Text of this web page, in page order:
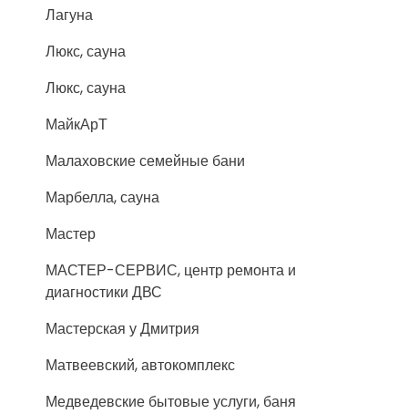
Лагуна
Люкс, сауна
Люкс, сауна
МайкАрТ
Малаховские семейные бани
Марбелла, сауна
Мастер
МАСТЕР-СЕРВИС, центр ремонта и
диагностики ДВС
Мастерская у Дмитрия
Матвеевский, автокомплекс
Медведевские бытовые услуги, баня